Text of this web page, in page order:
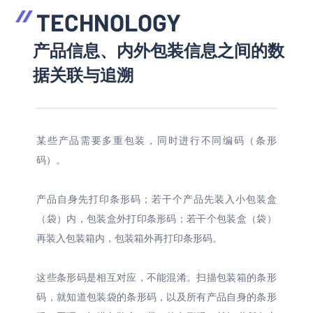
TECHNOLOGY
产品信息、内外包装信息之间的数
据关联与追溯
某些产品需要多重包装，同时进行不同编码（条形
码）。
产品自身先打印条形码；若干个产品先装入小包装盒
（袋）内，包装盒外打印条形码；若干个包装盒（袋）
再装入包装箱内，包装箱外再打印条形码。
这些条形码是相互对应，不能混淆。扫描包装箱的条形
码，就知道包装袋的条形码，以及所有产品自身的条形